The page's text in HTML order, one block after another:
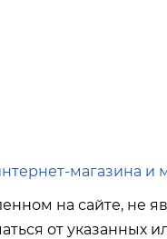
магазина
на сайте, не
от